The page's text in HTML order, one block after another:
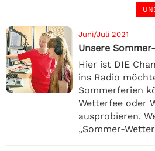
Juni/Juli 2021
Unsere
Hier ist DIE
ins Radio
Sommerferien
Wetterfee oder
ausprobieren.
„Sommer-